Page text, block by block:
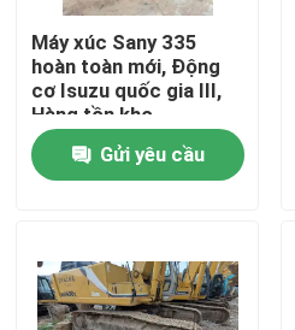
Trang chủ
Video
Máy xúc Sany 335
hoàn toàn mới, Động
cơ Isuzu quốc gia III,
Hàng tồn kho
Gửi yêu cầu